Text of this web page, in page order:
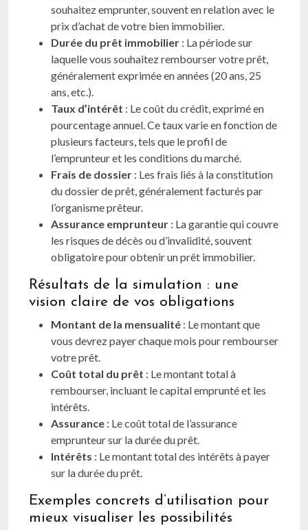
souhaitez emprunter, souvent en relation avec le
prix d’achat de votre bien immobilier.
Durée du prêt immobilier : La période sur
laquelle vous souhaitez rembourser votre prêt,
généralement exprimée en années (20 ans, 25
ans, etc.).
Taux d’intérêt : Le coût du crédit, exprimé en
pourcentage annuel. Ce taux varie en fonction de
plusieurs facteurs, tels que le profil de
l’emprunteur et les conditions du marché.
Frais de dossier : Les frais liés à la constitution
du dossier de prêt, généralement facturés par
l’organisme prêteur.
Assurance emprunteur : La garantie qui couvre
les risques de décès ou d’invalidité, souvent
obligatoire pour obtenir un prêt immobilier.
Résultats de la simulation : une
vision claire de vos obligations
Montant de la mensualité : Le montant que
vous devrez payer chaque mois pour rembourser
votre prêt.
Coût total du prêt : Le montant total à
rembourser, incluant le capital emprunté et les
intérêts.
Assurance : Le coût total de l’assurance
emprunteur sur la durée du prêt.
Intérêts : Le montant total des intérêts à payer
sur la durée du prêt.
Exemples concrets d’utilisation pour
mieux visualiser les possibilités